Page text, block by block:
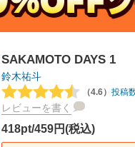
SAKAMOTO DAYS 1
鈴木祐斗
（4.6） 投稿
レビューを書く
418pt/459円(税込)